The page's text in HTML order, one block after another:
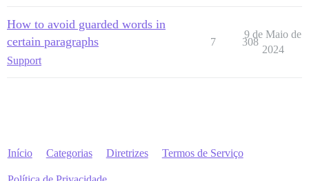
How to avoid guarded words in
certain paragraphs
Support
7 308
9 de Maio de
2024
Início Categorias Diretrizes Termos de Serviço